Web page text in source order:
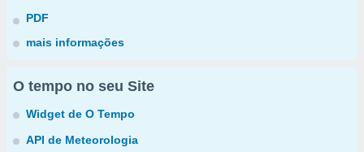
PDF
mais informações
O tempo no seu Site
Widget de O Tempo
API de Meteorologia